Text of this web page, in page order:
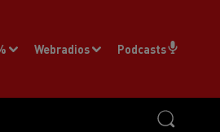
Webradios Podcasts